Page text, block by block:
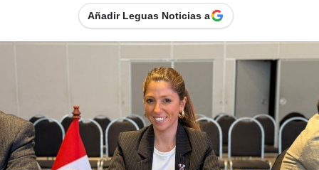
Añadir Leguas Noticias a